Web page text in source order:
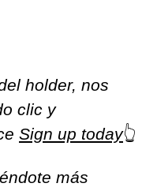
holder, nos
clic y
Sign up today👆
más